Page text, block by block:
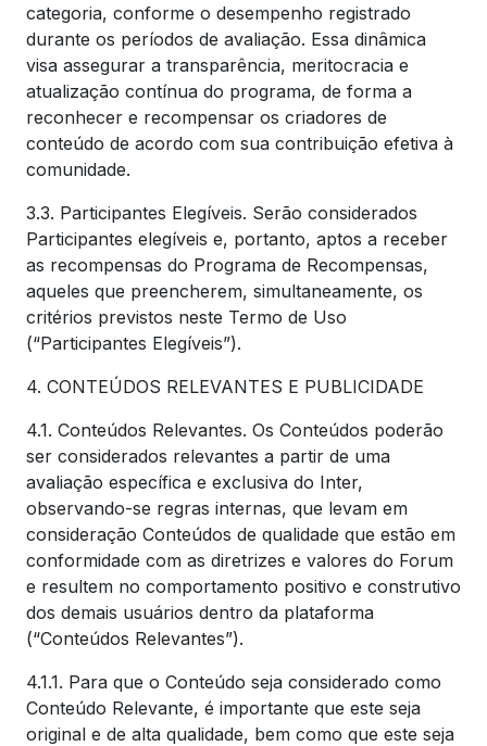
categoria, conforme o desempenho registrado
durante os períodos de avaliação. Essa dinâmica
visa assegurar a transparência, meritocracia e
atualização contínua do programa, de forma a
reconhecer e recompensar os criadores de
conteúdo de acordo com sua contribuição efetiva à
comunidade.
3.3. Participantes Elegíveis. Serão considerados
Participantes elegíveis e, portanto, aptos a receber
as recompensas do Programa de Recompensas,
aqueles que preencherem, simultaneamente, os
critérios previstos neste Termo de Uso
(“Participantes Elegíveis”).
4. CONTEÚDOS RELEVANTES E PUBLICIDADE
4.1. Conteúdos Relevantes. Os Conteúdos poderão
ser considerados relevantes a partir de uma
avaliação específica e exclusiva do Inter,
observando-se regras internas, que levam em
consideração Conteúdos de qualidade que estão em
conformidade com as diretrizes e valores do Forum
e resultem no comportamento positivo e construtivo
dos demais usuários dentro da plataforma
(“Conteúdos Relevantes”).
4.1.1. Para que o Conteúdo seja considerado como
Conteúdo Relevante, é importante que este seja
original e de alta qualidade, bem como que este seja